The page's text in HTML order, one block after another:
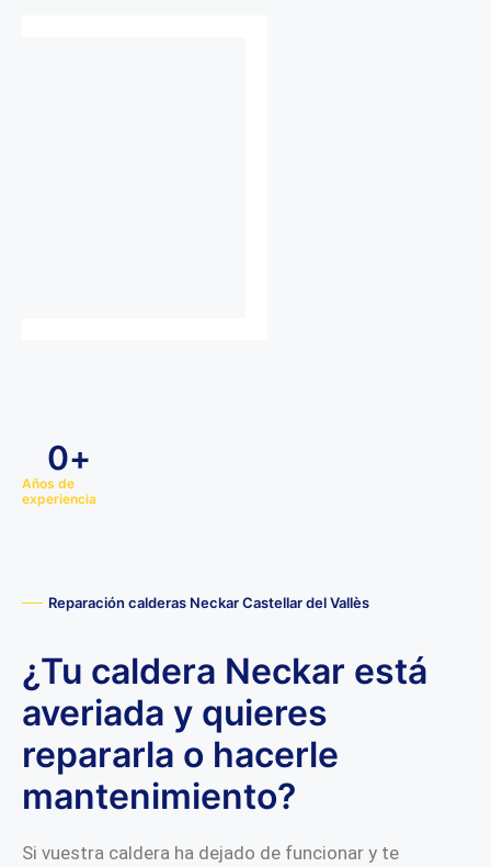
Años de
experiencia
0+
Reparación calderas Neckar Castellar del Vallès
¿Tu caldera Neckar está
averiada y quieres
repararla o hacerle
mantenimiento?
Si vuestra caldera ha dejado de funcionar y te